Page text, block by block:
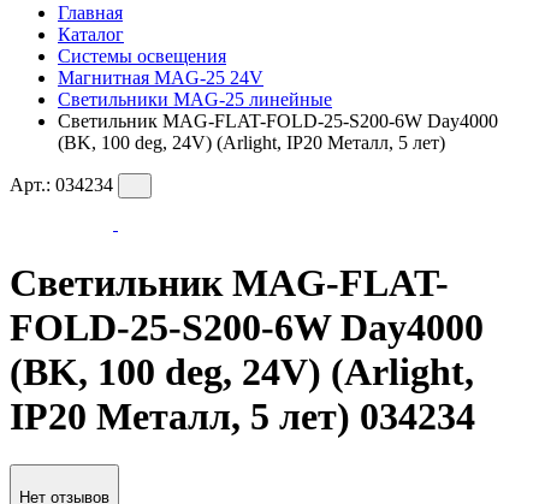
Главная
Каталог
Системы освещения
Магнитная MAG-25 24V
Светильники MAG-25 линейные
Светильник MAG-FLAT-FOLD-25-S200-6W Day4000
(BK, 100 deg, 24V) (Arlight, IP20 Металл, 5 лет)
Арт.: 034234
Светильник MAG-FLAT-
FOLD-25-S200-6W Day4000
(BK, 100 deg, 24V) (Arlight,
IP20 Металл, 5 лет) 034234
Нет отзывов